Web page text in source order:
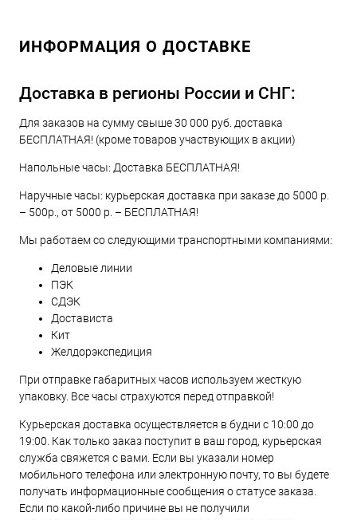
ИНФОРМАЦИЯ О ДОСТАВКЕ
Доставка в регионы России и СНГ:
Для заказов на сумму свыше 30 000 руб. доставка
БЕСПЛАТНАЯ! (кроме товаров участвующих в акции)
Напольные часы: Доставка БЕСПЛАТНАЯ!
Наручные часы: курьерская доставка при заказе до 5000 р.
– 500р., от 5000 р. – БЕСПЛАТНАЯ!
Мы работаем со следующими транспортными компаниями:
Деловые линии
ПЭК
СДЭК
Достависта
Кит
Желдорэкспедиция
При отправке габаритных часов используем жесткую
упаковку. Все часы страхуются перед отправкой!
Курьерская доставка осуществляется в будни с 10:00 до
19:00. Как только заказ поступит в ваш город, курьерская
служба свяжется с вами. Если вы указали номер
мобильного телефона или электронную почту, то вы будете
получать информационные сообщения о статусе заказа.
Если по какой-либо причине вы не получили